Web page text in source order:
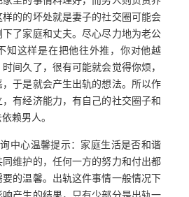
的的坏处就是妻子的社交圈可能会
了家庭和丈夫。尽心尽力地为老公
知这样是在把他往外推，你对他越
间久了，很有可能就会觉得你烦，
于是就会产生出轨的想法。所以作
有经济能力，有自己的社交圈子和
赖男人。
中心温馨提示：家庭生活是否和谐
维护的，任何一方的努力和付出都
的温馨。出轨这件事情一般情况下